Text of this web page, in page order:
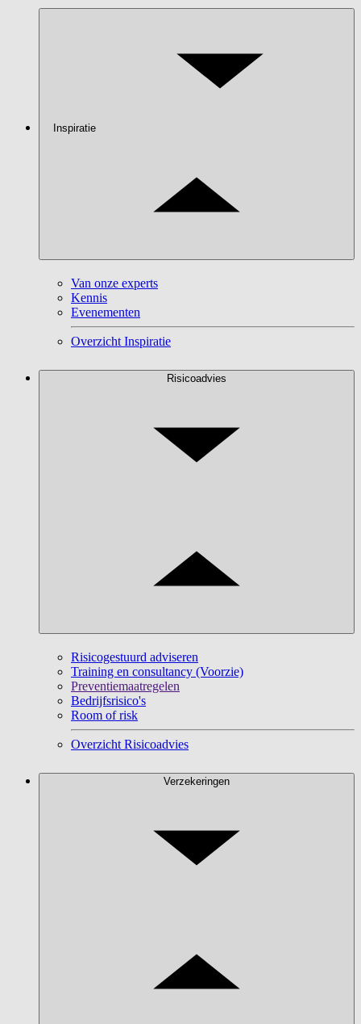
Inspiratie
Van onze experts
Kennis
Evenementen
Overzicht Inspiratie
Risicoadvies
Risicogestuurd adviseren
Training en consultancy (Voorzie)
Preventiemaatregelen
Bedrijfsrisico's
Room of risk
Overzicht Risicoadvies
Verzekeringen